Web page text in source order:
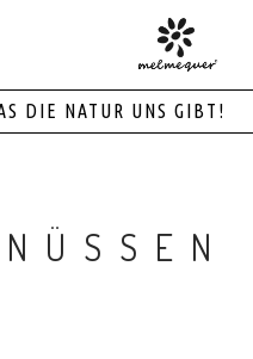
DIE NATUR UNS GIBT!